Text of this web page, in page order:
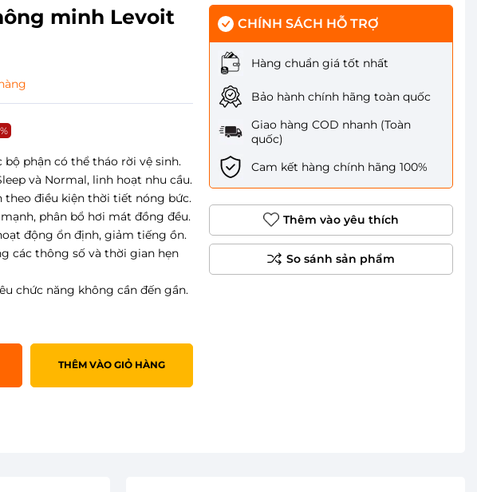
minh Levoit
phận có thể tháo rời vệ sinh.
và Normal, linh hoạt nhu cầu.
theo điều kiện thời tiết nóng bức.
phân bổ hơi mát đồng đều.
động ổn định, giảm tiếng ồn.
các thông số và thời gian hẹn
chức năng không cần đến gần.
THÊM VÀO GIỎ HÀNG
CHÍNH SÁCH HỖ TRỢ
Hàng chuẩn giá tốt nhất
Bảo hành chính hãng toàn quốc
Giao hàng COD nhanh (Toàn
quốc)
Cam kết hàng chính hãng 100%
Thêm vào yêu thích